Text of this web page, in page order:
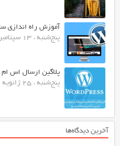
آموزش راه اندازی
پنج‌شنبه ، 13 سپتامبر
پلاگین ارسال اس
پنج‌شنبه ، 25 ژانویه
آخرین دیدگاه‌ها